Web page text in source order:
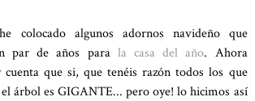
colocado algunos adornos navideño que
par de años para la casa del año. Ahora
que si, que tenéis razón todos los que
árbol es GIGANTE... pero oye! lo hicimos así